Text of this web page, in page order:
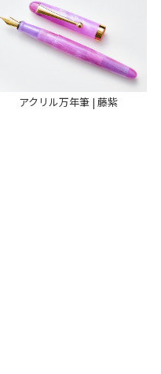
アクリル万年筆 | 藤紫